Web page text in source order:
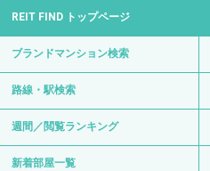
REIT FIND トップページ
ブランドマンション検索
路線・駅検索
週間／閲覧ランキング
新着部屋一覧